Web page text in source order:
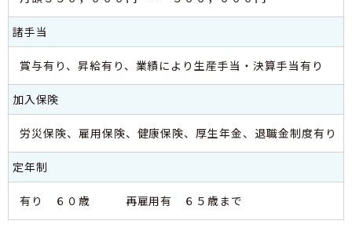
諸手当
賞与有り、昇給有り、業績により生産手当・決算手当有り
加入保険
労災保険、雇用保険、健康保険、厚生年金、退職金制度有り
定年制
有り ６０歳 再雇用有 ６５歳まで